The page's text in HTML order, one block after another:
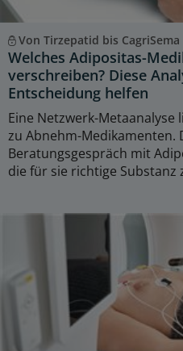
Von Tirzepatid bis CagriSema
Welches Adipositas-
verschreiben? Diese
Entscheidung helfen
Eine Netzwerk-Metaanalyse
zu Abnehm-Medikamenten.
Beratungsgespräch mit
die für sie richtige Substanz